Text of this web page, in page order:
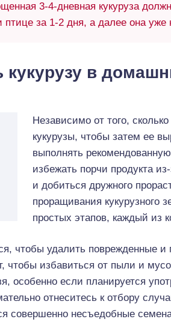
3-4-дневная кукуруза
за 1-2 дня, а далее она уже
кукурузу в
Независимо от того,
кукурузы, чтобы затем ее
выполнять
избежать порчи продукта
и добиться дружного
проращивания кукурузного
простых этапов, каждый из
чтобы удалить поврежденные
чтобы избавиться от пыли и
особенно если планируется
отнеситесь к отбору
совершенно несъедобные